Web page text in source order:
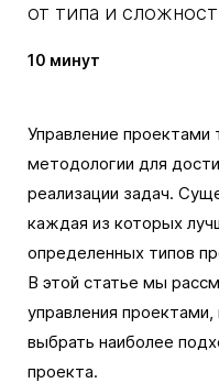
от типа и
10 минут
Управление
методологии для
реализации задач.
каждая из которых
определенных типов
В этой статье мы
управления
выбрать наиболее
проекта.